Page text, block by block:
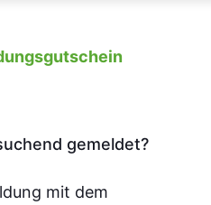
gemeldet?
mit dem